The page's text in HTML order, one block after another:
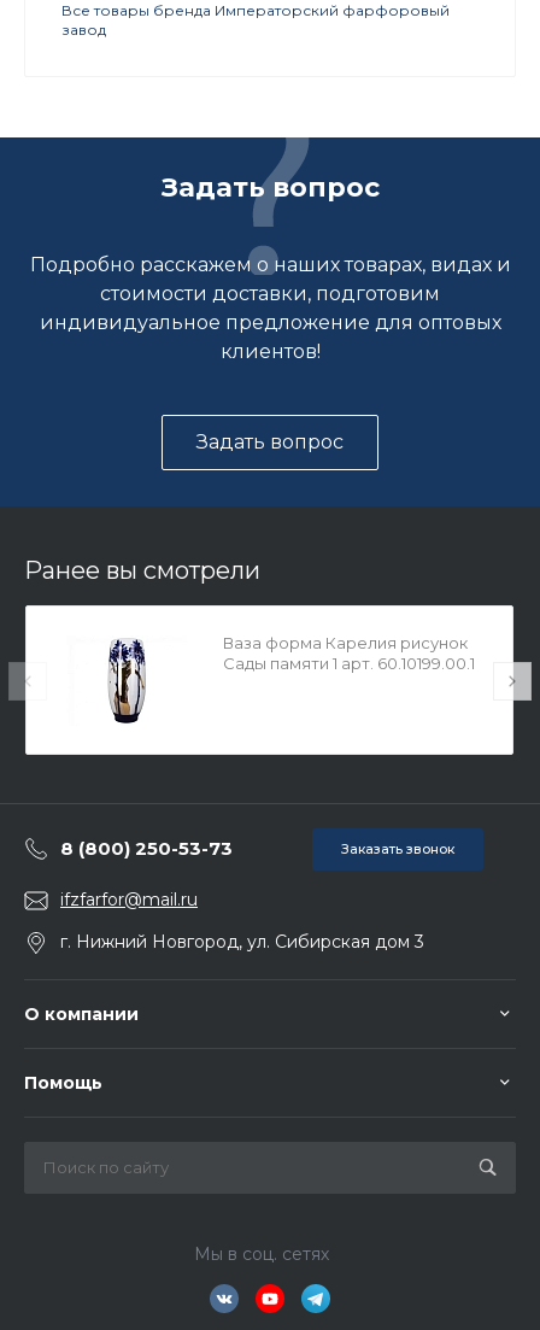
Все товары бренда Императорский фарфоровый
завод
Задать вопрос
Подробно расскажем о наших товарах, видах и
стоимости доставки, подготовим
индивидуальное предложение для оптовых
клиентов!
Задать вопрос
Ранее вы смотрели
Ваза форма Карелия рисунок
Сады памяти 1 арт. 60.10199.00.1
8 (800) 250-53-73 Заказать звонок
ifzfarfor@mail.ru
г. Нижний Новгород, ул. Сибирская дом 3
О компании
Помощь
Мы в соц. сетях